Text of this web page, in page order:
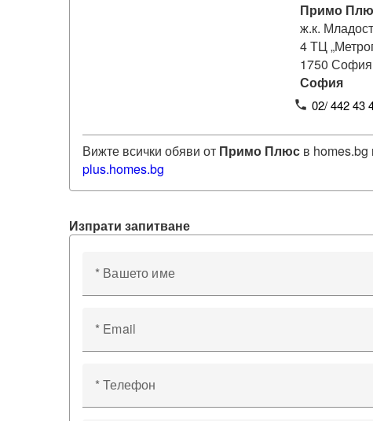
Примо
ж.к.
4 ТЦ
1750
София
phone 02/ 442 43
Вижте всички обяви от Примо Плюс в homes.bg
plus.homes.bg
Изпрати запитване
* Вашето име
* Email
* Телефон